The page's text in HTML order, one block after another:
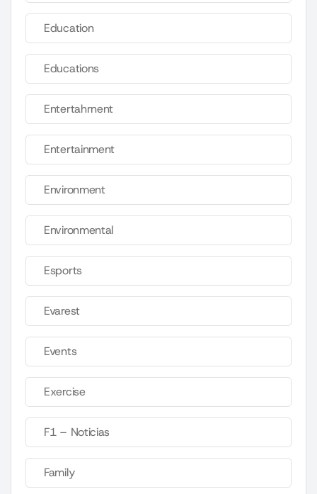
Education
Educations
Entertahrnent
Entertainment
Environment
Environmental
Esports
Evarest
Events
Exercise
F1 – Noticias
Family